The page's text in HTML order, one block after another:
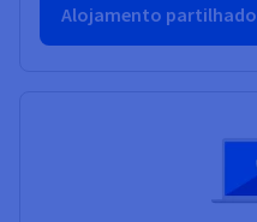
Alojamento partilhado